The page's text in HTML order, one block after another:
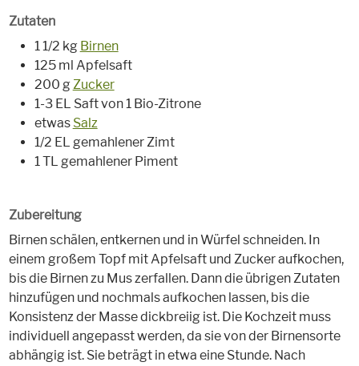
Zutaten
1 1/2 kg Birnen
125 ml Apfelsaft
200 gZucker
1-3 EL Saft von 1 Bio-Zitrone
etwas Salz
1/2 EL gemahlener Zimt
1 TL gemahlener Piment
Zubereitung
Birnen schälen, entkernen und in Würfel schneiden. In
einem großem Topf mit Apfelsaft und Zucker aufkochen,
bis die Birnen zu Mus zerfallen. Dann die übrigen Zutaten
hinzufügen und nochmals aufkochen lassen, bis die
Konsistenz der Masse dickbreiig ist. Die Kochzeit muss
individuell angepasst werden, da sie von der Birnensorte
abhängig ist. Sie beträgt in etwa eine Stunde. Nach